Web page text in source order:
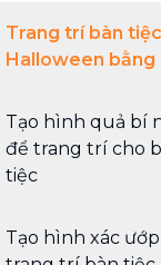
Trang trí bàn tiệc
Halloween bằng
Tạo hình quả bí
để trang trí cho
tiệc
Tạo hình xác